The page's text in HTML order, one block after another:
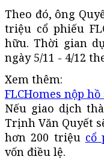
Theo đó, ông
triệu cổ phiếu
hữu. Thời gian
ngày 5/11 - 4/12
Xem thêm:
FLCHomes nộp
Nếu giao dịch
Trịnh Văn Quyết
hơn 200 triệu cổ
vốn điều lệ.